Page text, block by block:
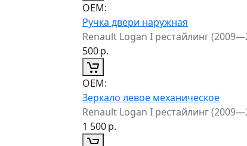
ОЕМ:
Ручка двери наружная
Renault Logan I рестайлинг
500р.
ОЕМ:
Зеркало левое механическое
Renault Logan I рестайлинг
1 500р.